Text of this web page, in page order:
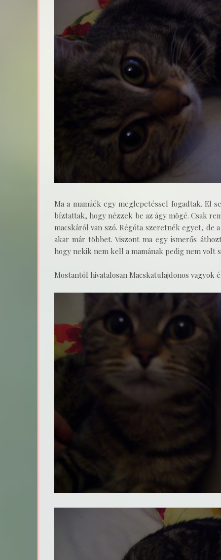
Ma a mamáék egy meglepetéssel fogadtak. El
bíztattak, hogy nézzek be az ágy mögé. Csak
macskáról van szó. Régóta szeretnék egyet, de
akar már többet. Viszont ma egy ismerős
hogy nekik nem kell a mamának pedig nem volt
Mostantól hivatalosan Macskatulajdonos vagyok